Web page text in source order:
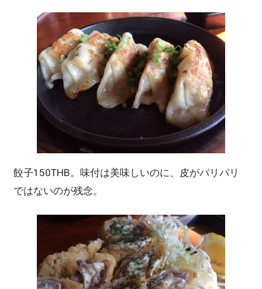
餃子150THB。味付は美味しいのに、皮がパリパリ
ではないのが残念。